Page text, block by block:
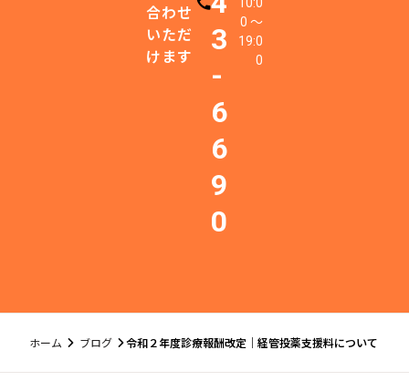
合わせ
いただ
けます
電話番号
3
-
6
6
9
0
0 〜
19:0
0
ホーム ブログ 令和２年度診療報酬改定｜経管投薬支援料について